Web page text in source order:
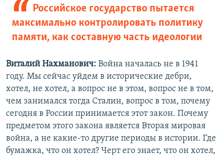
Российское государство пытается
максимально контролировать политику
памяти, как составную часть идеологии
Виталий Нахманович: Война началась не в 1941
году. Мы сейчас уйдем в исторические дебри,
хотел, не хотел, а вопрос не в этом, вопрос не в том,
чем занимался тогда Сталин, вопрос в том, почему
сегодня в России принимается этот закон. Почему
предметом этого закона является Вторая мировая
война, а не какие-то другие периоды в истории. Где
бумажка, что он хотел? Черт его знает, что он хотел,